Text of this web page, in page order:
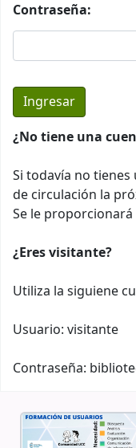
Contraseña:
¿No tiene una
Si todavía no
de circulación la
Se le proporcionará
¿Eres visitante?
Utiliza la siguiene
Usuario: visitante
Contraseña: